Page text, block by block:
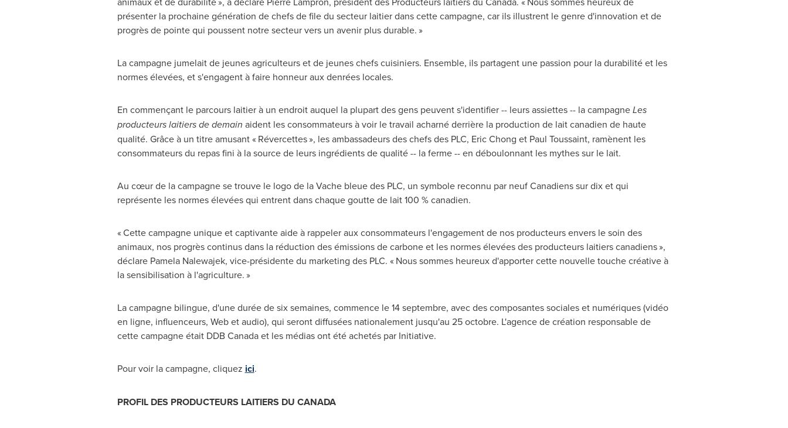
présenter la prochaine génération de chefs de file du secteur laitier dans cette campagne, car ils illustrent le genre d'innovation et de
progrès de pointe qui poussent notre secteur vers un avenir plus durable. »
La campagne jumelait de jeunes agriculteurs et de jeunes chefs cuisiniers. Ensemble, ils partagent une passion pour la durabilité et les
normes élevées, et s'engagent à faire honneur aux denrées locales.
En commençant le parcours laitier à un endroit auquel la plupart des gens peuvent s'identifier -- leurs assiettes -- la campagneLes
producteurs laitiers de demain aident les consommateurs à voir le travail acharné derrière la production de lait canadien de haute
qualité. Grâce à un titre amusant « Révercettes », les ambassadeurs des chefs des PLC, Eric Chong et Paul Toussaint, ramènent les
consommateurs du repas fini à la source de leurs ingrédients de qualité -- la ferme -- en déboulonnant les mythes sur le lait.
Au cœur de la campagne se trouve le logo de la Vache bleue des PLC, un symbole reconnu par neuf Canadiens sur dix et qui
représente les normes élevées qui entrent dans chaque goutte de lait 100 % canadien.
« Cette campagne unique et captivante aide à rappeler aux consommateurs l'engagement de nos producteurs envers le soin des
animaux, nos progrès continus dans la réduction des émissions de carbone et les normes élevées des producteurs laitiers canadiens »,
déclare Pamela Nalewajek, vice-présidente du marketing des PLC. « Nous sommes heureux d'apporter cette nouvelle touche créative à
la sensibilisation à l'agriculture. »
La campagne bilingue, d'une durée de six semaines, commence le 14 septembre, avec des composantes sociales et numériques (vidéo
en ligne, influenceurs, Web et audio), qui seront diffusées nationalement jusqu'au 25 octobre. L'agence de création responsable de
cette campagne était DDB Canada et les médias ont été achetés par Initiative.
Pour voir la campagne, cliquez ici.
PROFIL DES PRODUCTEURS LAITIERS DU CANADA